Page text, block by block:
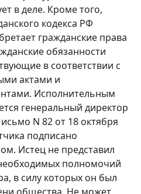
в деле. Кроме того,
кодекса РФ
гражданские права
обязанности
в соответствии с
актами и
Исполнительным
генеральный директор
N 82 от 18 октября
подписано
Истец не представил
полномочий
в силу которых он был